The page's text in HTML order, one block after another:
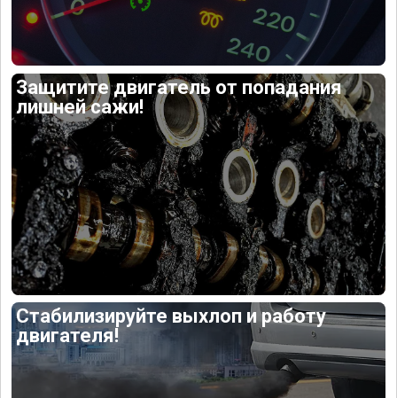
Защитите двигатель от попадания
лишней сажи!
Стабилизируйте выхлоп и работу
двигателя!